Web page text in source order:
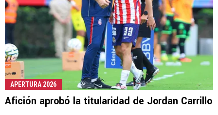
APERTURA 2026
Afición aprobó la titularidad de Jordan Carrillo